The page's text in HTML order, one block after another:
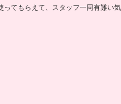
ってもらえて、スタッフ一同有難い